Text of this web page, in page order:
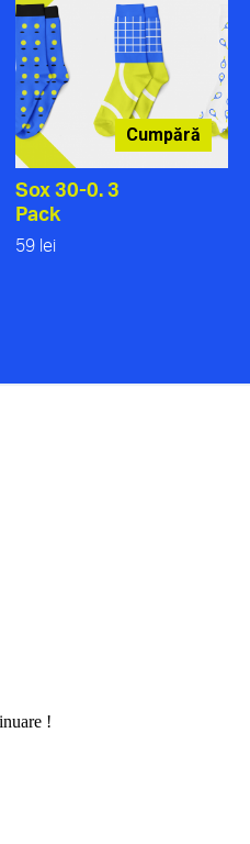
Cumpără
Sox 30-0. 3
Pack
59 lei